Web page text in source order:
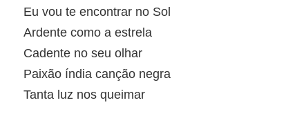
Eu vou te encontrar no Sol
Ardente como a estrela
Cadente no seu olhar
Paixão índia canção negra
Tanta luz nos queimar